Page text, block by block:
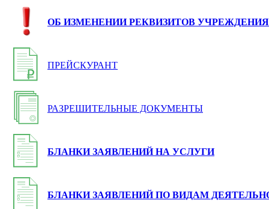
ОБ ИЗМЕНЕНИИ РЕКВИЗИТОВ УЧРЕЖДЕНИЯ
ПРЕЙСКУРАНТ
РАЗРЕШИТЕЛЬНЫЕ ДОКУМЕНТЫ
БЛАНКИ ЗАЯВЛЕНИЙ НА УСЛУГИ
БЛАНКИ ЗАЯВЛЕНИЙ ПО ВИДАМ